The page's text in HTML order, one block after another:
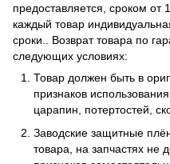
предоставляется, сроком от
каждый товар
сроки.. Возврат товара по
следующих условиях:
Товар должен быть в
признаков
царапин, потертостей,
Заводские защитные
товара, на запчастях не